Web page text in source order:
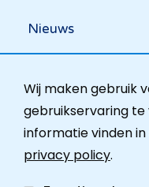
Wij maken gebruik
gebruikservaring
informatie vinden in
privacy policy.
Nieuws
Ombudsdienst